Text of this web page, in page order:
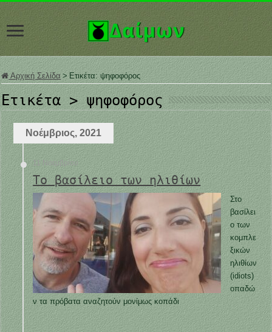
Αρχική Σελίδα > Ετικέτα:ψηφοφόρος
Ετικέτα > ψηφοφόρος
Νοέμβριος, 2021
11 Νοεμβρίου
Το βασίλειο των ηλιθίων
Στο
βασίλει
ο των
κομπλε
ξικών
ηλιθίων
(idiots)
οπαδώ
ν τα πρόβατα αναζητούν μονίμως κοπάδι